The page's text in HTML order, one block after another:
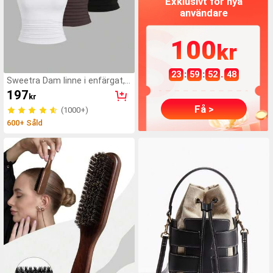
Sweetra Dam linne i enfärgat,
avslappnat sommarmönster
197 kr
(1000+)
600+ Såld
sminkverktyg för kvinnor,
skapa enkelt en glamorös
fest, semester och andra
tillfällen, även en fin present till
jul/halloween/skolstart
användare
100kr
23 : 59 : 50 . 32
Få >